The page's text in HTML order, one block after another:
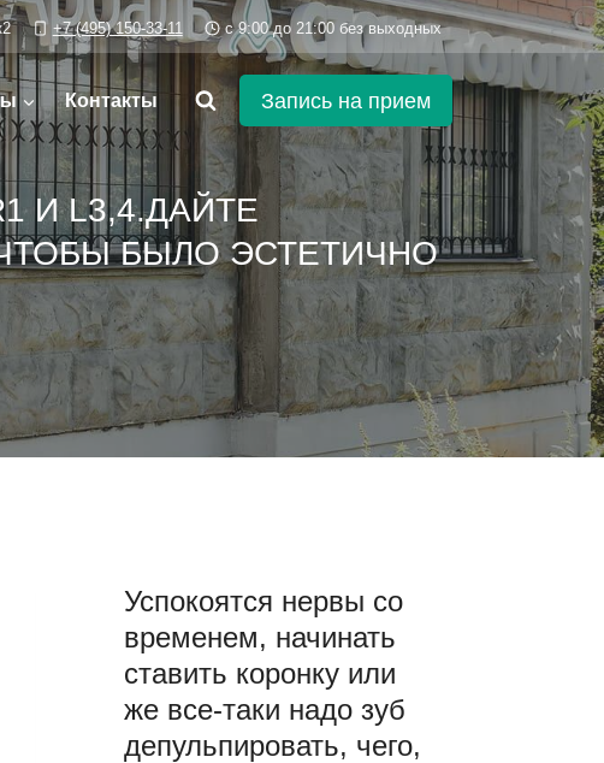
+7 (495) 150-33-11 c 9:00 до 21:00 без выходных
Контакты Запись на прием
И L3,4.ДАЙТЕ
БЫЛО ЭСТЕТИЧНО
Успокоятся нервы со
временем, начинать
ставить коронку или
же все-таки надо зуб
депульпировать, чего,